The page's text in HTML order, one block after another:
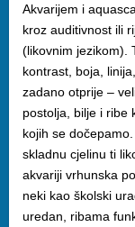
Akvarijem i
kroz auditivnost ili
(likovnim jezikom).
kontrast, boja,
zadano otprije –
postolja, bilje i ribe
kojih se
skladnu cjelinu ti
akvariji vrhunska
neki kao školski
uredan, ribama